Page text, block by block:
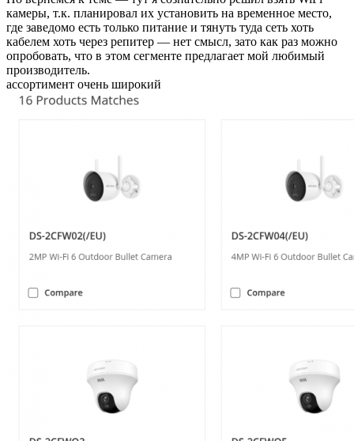
камеры, т.к. планировал их установить на временное место,
где заведомо есть только питание и тянуть туда сеть хоть
кабелем хоть через репитер — нет смысл, зато как раз можно
опробовать, что в этом сегменте предлагает мой любимый
производитель.
ассортимент очень широкий